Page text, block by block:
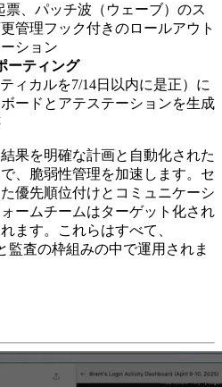
票、パッチ波（ウェーブ）のス
管理フック付きのロールアウト
ション
ーティング
ィカルを7/14日以内に是正）に
ードとアテステーションを生成
果を明確な計画と自動化された
、脆弱性管理を加速します。セ
優先順位付けとコミュニケーシ
ームチームはターゲット化され
ます。これらはすべて、
監査の枠組みの中で運用されま